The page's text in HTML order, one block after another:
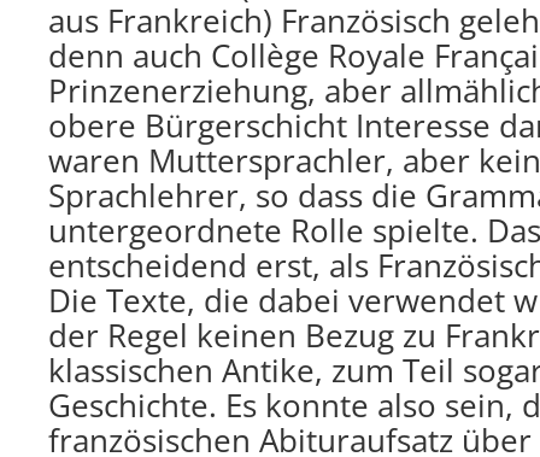
aus Frankreich) Französisch
denn auch Collège Royale
Prinzenerziehung, aber
obere Bürgerschicht Interesse
waren Muttersprachler, aber
Sprachlehrer, so dass die
untergeordnete Rolle spielte.
entscheidend erst, als
Die Texte, die dabei verwendet
der Regel keinen Bezug zu
klassischen Antike, zum Teil
Geschichte. Es konnte also sein,
französischen Abituraufsatz